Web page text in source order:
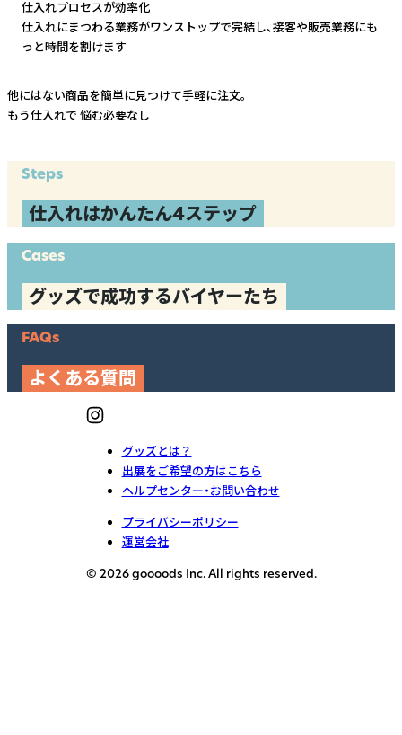
仕入れプロセスが効率化
仕入れにまつわる業務がワンストップで完結し、接客や販売業務にも
っと時間を割けます
他にはない商品を簡単に見つけて手軽に注文。
もう仕入れで 悩む必要なし
Steps
仕入れはかんたん4ステップ
Cases
グッズで成功するバイヤーたち
FAQs
よくある質問
グッズとは？
出展をご希望の方はこちら
ヘルプセンター・お問い合わせ
プライバシーポリシー
運営会社
© 2026 goooods Inc. All rights reserved.